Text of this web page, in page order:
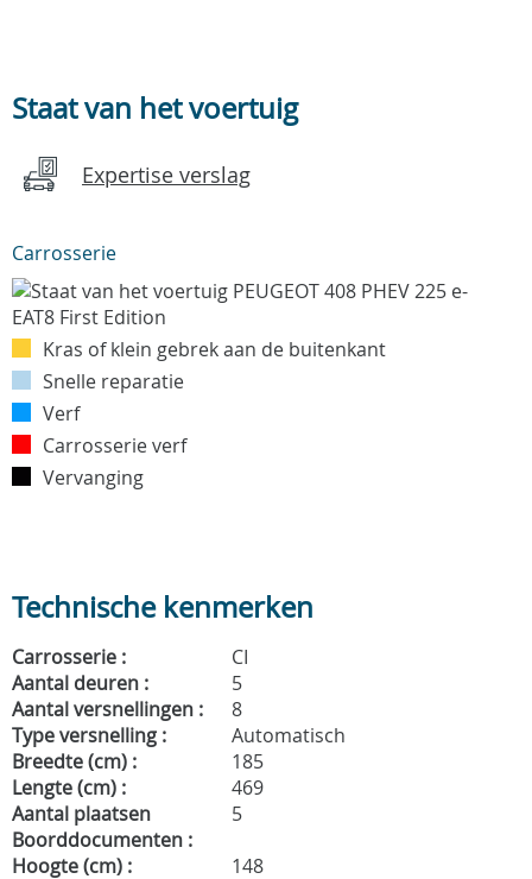
Staat van het voertuig
Expertise verslag
Carrosserie
Kras of klein gebrek aan de buitenkant
Snelle reparatie
Verf
Carrosserie verf
Vervanging
Technische kenmerken
Carrosserie :
CI
Aantal deuren :
5
Aantal versnellingen :
8
Type versnelling :
Automatisch
Breedte (cm) :
185
Lengte (cm) :
469
Aantal plaatsen
Boorddocumenten :
5
Hoogte (cm) :
148